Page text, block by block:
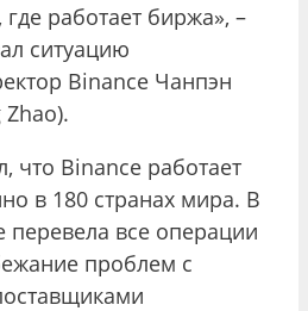
работает биржа», –
ситуацию
Binance Чанпэн
что Binance работает
в 180 странах мира. В
перевела все операции
проблем с